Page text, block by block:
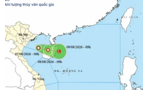
#Nam Định #Xe container
#Lái xe
#Tai nạn đường sắt
#Đầu máy xe lửa
Nam Định
Ninh Bình